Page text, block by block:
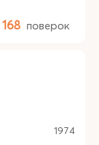
168 поверок
1974